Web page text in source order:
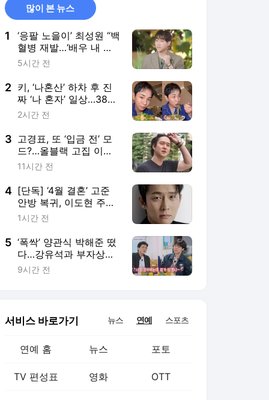
많이 본 뉴스
1
‘응팔 노을이’ 최성원 “백
혈병 재발…‘배우 내 길
아닌가’ 싶었다” (해투)
5시간 전
2 키, ‘나혼산’ 하차 후 진
짜 ‘나 혼자’ 일상…38억
한강뷰 집서 요리 [SD셀
2시간 전
3 고경표, 또 ‘입금 전’ 모
드?…올블랙 고집 이유
“말라보이거든” (나혼
11시간 전
4 [단독] ‘4월 결혼’ 고준
안방 복귀, 이도현 주연
‘파괴지황’ 합류
1시간 전
5 ‘폭싹’ 양관식 박해준 떴
다…강유석과 부자상봉
(산지직송3)
9시간 전
서비스 바로가기 뉴스 연예 스포츠
연예 홈 뉴스 포토
TV 편성표 영화 OTT